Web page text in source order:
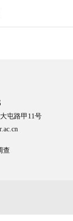
屯路甲11号
查